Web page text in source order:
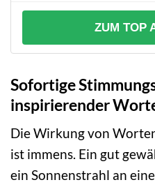
ZUM TOP
Sofortige
inspirierender
Die Wirkung von
ist immens. Ein gut
ein Sonnenstrahl an